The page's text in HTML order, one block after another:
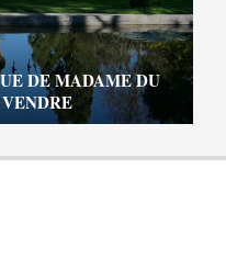
DE MADAME DU